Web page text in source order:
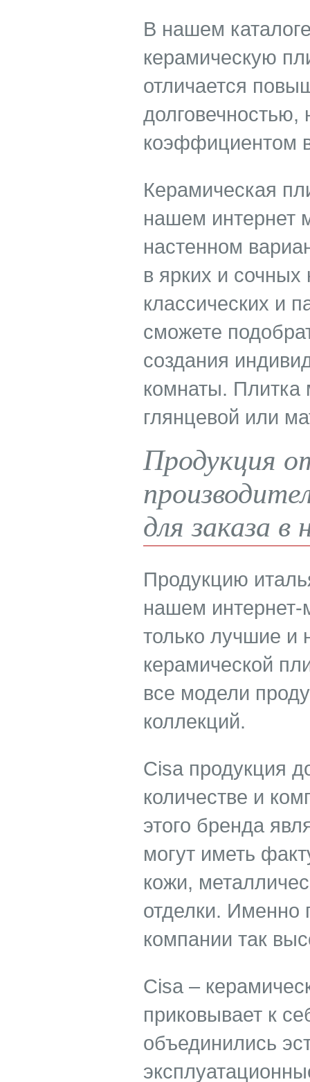
В нашем
керамическую
отличается
долговечностью,
коэффициентом
Керамическая
нашем интернет
настенном
в ярких и сочных
классических и
сможете
создания
комнаты.
глянцевой или
Продукция
для заказа
Продукцию
нашем интернет-
только лучшие и
керамической
все модели
коллекций.
Cisa продукция
количестве и
этого бренда
могут иметь
кожи,
отделки. Именно
компании так
Cisa –
приковывает к
объединились